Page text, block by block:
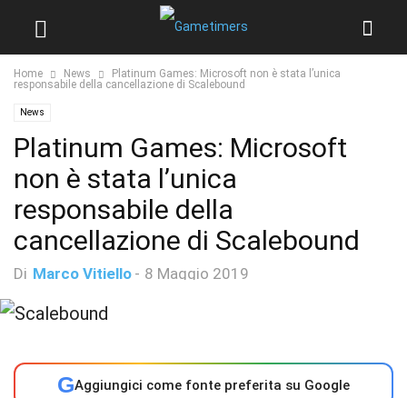
Home News
Platinum Games: Microsoft non è stata l’unica
responsabile della cancellazione di Scalebound
News
Platinum Games: Microsoft
non è stata l’unica
responsabile della
cancellazione di Scalebound
Di Marco Vitiello - 8 Maggio 2019
GAggiungici come fonte preferita su Google